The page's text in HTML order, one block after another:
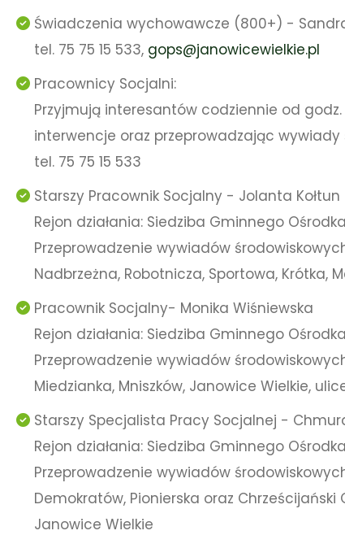
Świadczenia wychowawcze (800+) -
tel. 75 75 15 533, gops@janowicewielkie.pl
Pracownicy Socjalni:
Przyjmują interesantów codziennie od
interwencje oraz przeprowadzając wywiady
tel. 75 75 15 533
Starszy Pracownik Socjalny - Jolanta Kołtun
Rejon działania: Siedziba Gminnego
Przeprowadzenie wywiadów
Nadbrzeżna, Robotnicza, Sportowa, Krótka,
Pracownik Socjalny- Monika Wiśniewska
Rejon działania: Siedziba Gminnego
Przeprowadzenie wywiadów
Miedzianka, Mniszków, Janowice Wielkie,
Starszy Specjalista Pracy Socjalnej -
Rejon działania: Siedziba Gminnego
Przeprowadzenie wywiadów
Demokratów, Pionierska oraz
Janowice Wielkie